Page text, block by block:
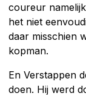
coureur
het niet
daar misschien
kopman.
En Verstappen
doen. Hij werd